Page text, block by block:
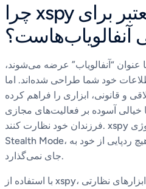
چرا xspy تنها جایگزین معتبر برای
آنفالویاب‌هاست؟
عنوان “آنفالویاب” عرضه می‌شوند،
و قانونی، ابزاری را فراهم کرده
خیالی آسوده بر فعالیت‌های مجازی
فرزندان خود نظارت کنند. xspy تنها برنامه‌ای است که با تکنولوژی
Stealth Mode، کاملاً مخفیانه عمل کرده و هیچ ردپایی از خود به
جای نمی‌گذارد.
با استفاده از xspy، شما به مجموعه‌ای بی‌نظیر از ابزارهای نظارتی